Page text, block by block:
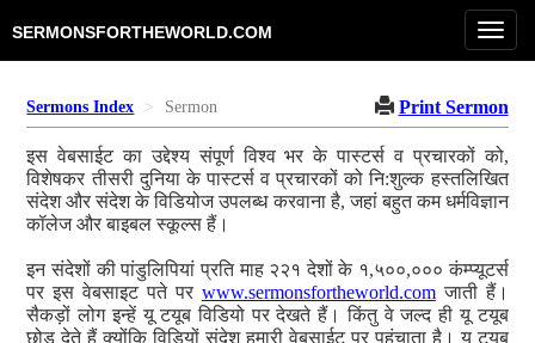
SERMONSFORTHEWORLD.COM
Sermons Index Sermon Print Sermon
इस वेबसाईट का उद्देश्य संपूर्ण विश्व भर के पास्टर्स व प्रचारकों को,
विशेषकर तीसरी दुनिया के पास्टर्स व प्रचारकों को नि:शुल्क हस्तलिखित
संदेश और संदेश के विडियोज उपलब्ध करवाना है, जहां बहुत कम धर्मविज्ञान
कॉलेज और बाइबल स्कूल्स हैं।
इन संदेशों की पांडुलिपियां प्रति माह २२१ देशों के १,५००,००० कंम्प्यूटर्स
पर इस वेबसाइट पते पर www.sermonsfortheworld.comजाती हैं।
सैकड़ों लोग इन्हें यू टयूब विडियो पर देखते हैं। किंतु वे जल्द ही यू टयूब
छोड़ देते हैं क्योंकि विडियों संदेश हमारी वेबसाईट पर पहुंचाता है। यू टयूब